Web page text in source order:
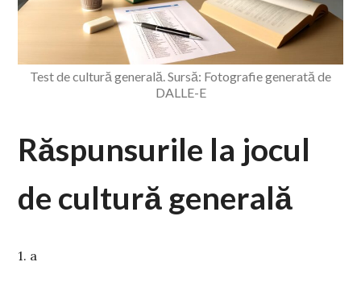
Test de cultură generală. Sursă: Fotografie generată de
DALLE-E
Răspunsurile la jocul
de cultură generală
1. a